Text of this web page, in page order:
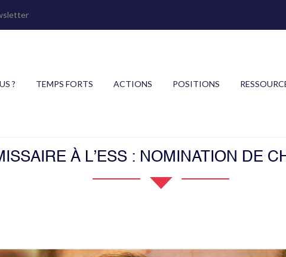
? TEMPS FORTS ACTIONS POSITIONS
À L’ESS : NOMINATION DE